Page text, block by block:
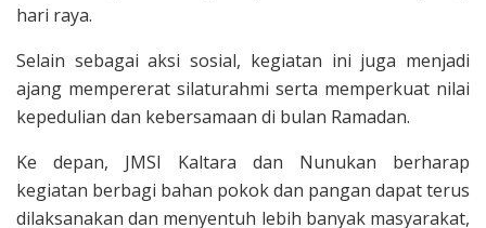
hari raya.
Selain sebagai aksi sosial, kegiatan ini juga menjadi
ajang mempererat silaturahmi serta memperkuat nilai
kepedulian dan kebersamaan di bulan Ramadan.
Ke depan, JMSI Kaltara dan Nunukan berharap
kegiatan berbagi bahan pokok dan pangan dapat terus
dilaksanakan dan menyentuh lebih banyak masyarakat,